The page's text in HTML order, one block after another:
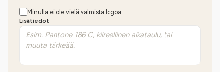
Minulla ei ole vielä valmista logoa
Lisätiedot